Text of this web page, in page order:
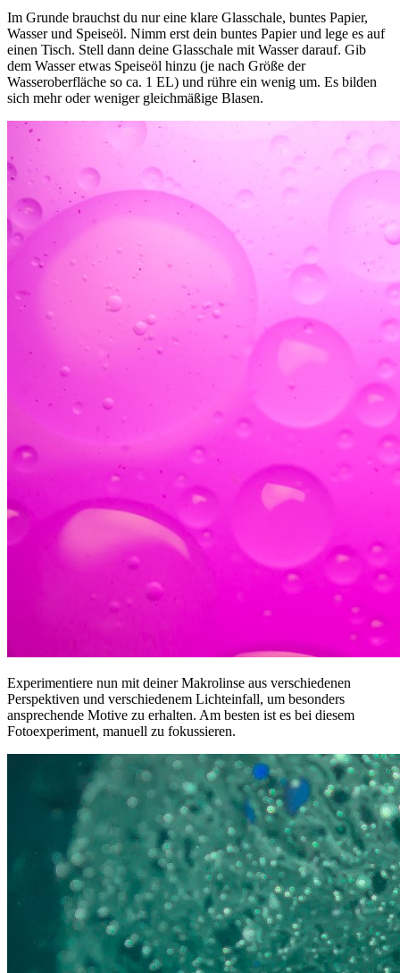
Im Grunde brauchst du nur eine klare Glasschale, buntes Papier,
Wasser und Speiseöl. Nimm erst dein buntes Papier und lege es auf
einen Tisch. Stell dann deine Glasschale mit Wasser darauf. Gib
dem Wasser etwas Speiseöl hinzu (je nach Größe der
Wasseroberfläche so ca. 1 EL) und rühre ein wenig um. Es bilden
sich mehr oder weniger gleichmäßige Blasen.
Experimentiere nun mit deiner Makrolinse aus verschiedenen
Perspektiven und verschiedenem Lichteinfall, um besonders
ansprechende Motive zu erhalten. Am besten ist es bei diesem
Fotoexperiment, manuell zu fokussieren.